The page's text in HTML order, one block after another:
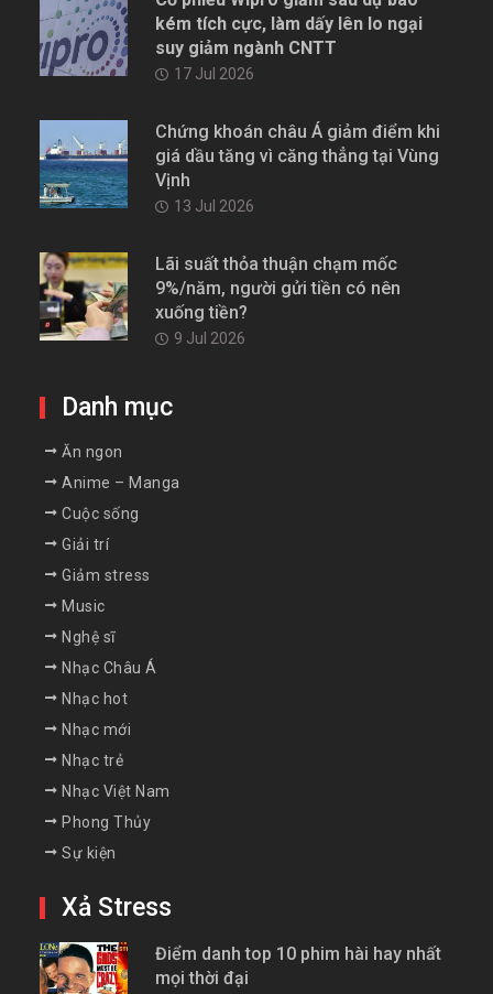
kém tích cực, làm dấy lên lo ngại
suy giảm ngành CNTT
17 Jul 2026
Chứng khoán châu Á giảm điểm khi
giá dầu tăng vì căng thẳng tại Vùng
Vịnh
13 Jul 2026
Lãi suất thỏa thuận chạm mốc
9%/năm, người gửi tiền có nên
xuống tiền?
9 Jul 2026
Danh mục
Ăn ngon
Anime – Manga
Cuộc sống
Giải trí
Giảm stress
Music
Nghệ sĩ
Nhạc Châu Á
Nhạc hot
Nhạc mới
Nhạc trẻ
Nhạc Việt Nam
Phong Thủy
Sự kiện
Xả Stress
Điểm danh top 10 phim hài hay nhất
mọi thời đại